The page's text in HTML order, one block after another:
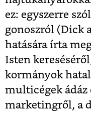
ez: egyszerre
gonoszról (Dick
hatására írta
Isten
kormányok
multicégek ádáz
marketingről, a